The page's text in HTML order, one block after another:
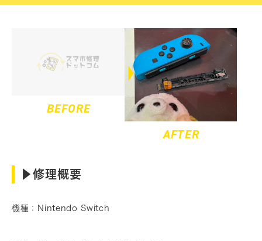
BEFORE
AFTER
▶︎修理概要
機種：Nintendo Switch